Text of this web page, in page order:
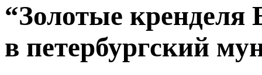
“Золотые кренделя
в петербургский